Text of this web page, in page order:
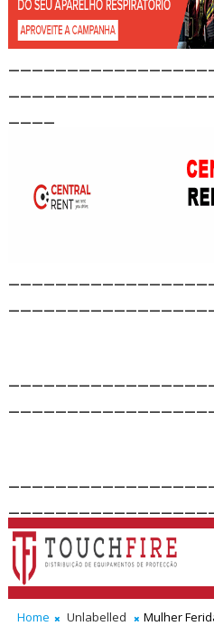
Home Unlabelled
Mulher